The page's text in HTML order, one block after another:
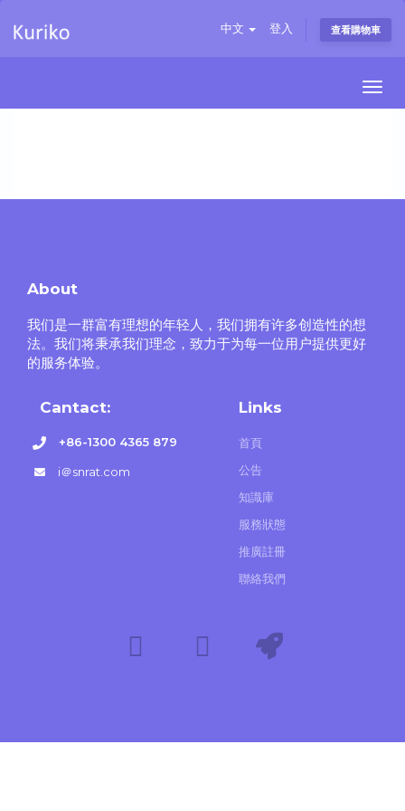
中文 登入 查看購物車
About
我们是一群富有理想的年轻人，我们拥有许多创造性的想
法。我们将秉承我们理念，致力于为每一位用户提供更好
的服务体验。
Cantact:
+86-1300 4365 879
i＠snrat.com
Links
首頁
公告
知識庫
服務狀態
推廣註冊
聯絡我們